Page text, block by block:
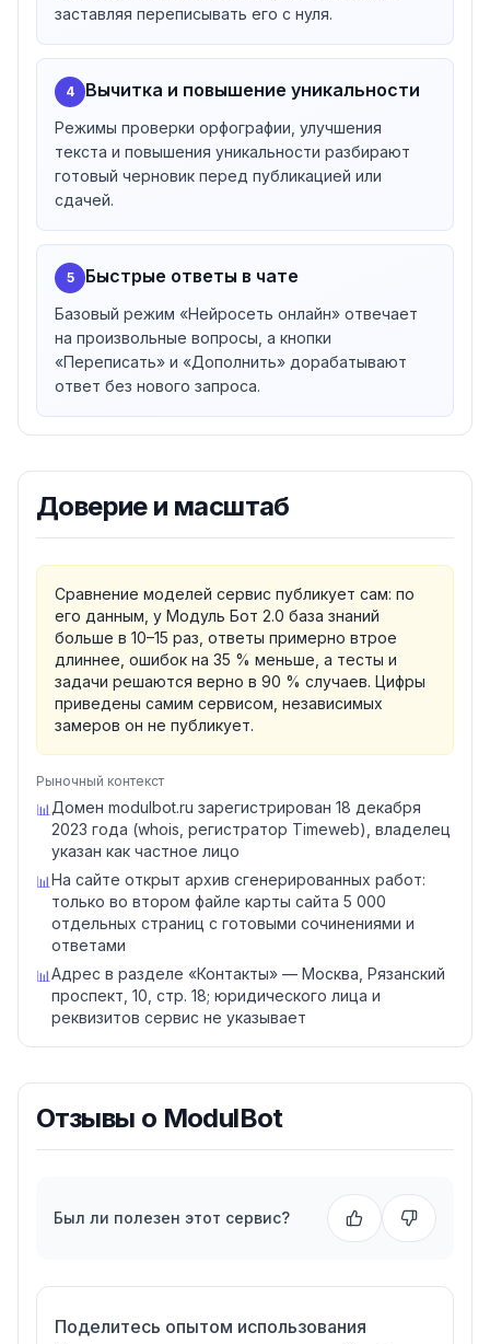
заставляя переписывать его с нуля.
4 Вычитка и повышение уникальности
Режимы проверки орфографии, улучшения
текста и повышения уникальности разбирают
готовый черновик перед публикацией или
сдачей.
5 Быстрые ответы в чате
Базовый режим «Нейросеть онлайн» отвечает
на произвольные вопросы, а кнопки
«Переписать» и «Дополнить» дорабатывают
ответ без нового запроса.
Доверие и масштаб
Сравнение моделей сервис публикует сам: по
его данным, у Модуль Бот 2.0 база знаний
больше в 10–15 раз, ответы примерно втрое
длиннее, ошибок на 35 % меньше, а тесты и
задачи решаются верно в 90 % случаев. Цифры
приведены самим сервисом, независимых
замеров он не публикует.
Рыночный контекст
📊 Домен modulbot.ru зарегистрирован 18 декабря
2023 года (whois, регистратор Timeweb), владелец
указан как частное лицо
📊На сайте открыт архив сгенерированных работ:
только во втором файле карты сайта 5 000
отдельных страниц с готовыми сочинениями и
ответами
📊Адрес в разделе «Контакты» — Москва, Рязанский
проспект, 10, стр. 18; юридического лица и
реквизитов сервис не указывает
Отзывы о ModulBot
Был ли полезен этот сервис?
Поделитесь опытом использования